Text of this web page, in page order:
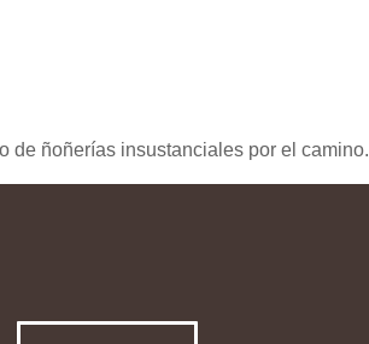
de ñoñerías insustanciales por el camino.